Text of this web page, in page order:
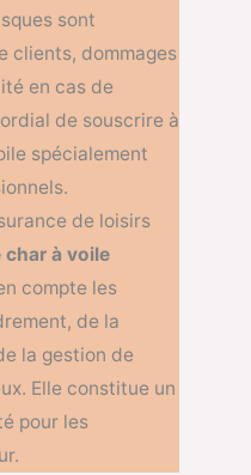
sont
clients, dommages
en cas de
de souscrire à
spécialement
de loisirs
à voile
compte les
de la
la gestion de
Elle constitue un
pour les